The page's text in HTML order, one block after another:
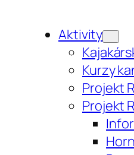
Aktivity
Kurzy
Projekt
Projekt